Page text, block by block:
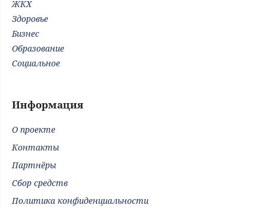
ЖКХ
Здоровье
Бизнес
Образование
Социальное
Информация
О проекте
Контакты
Партнёры
Сбор средств
Политика конфиденциальности